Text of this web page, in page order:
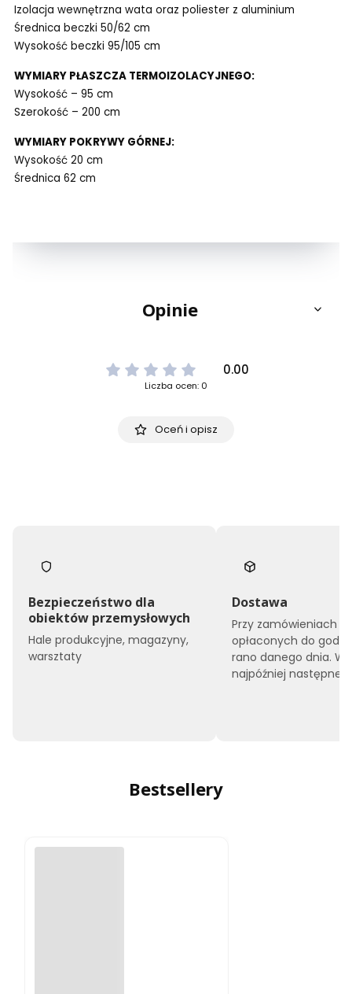
Izolacja wewnętrzna wata oraz poliester z aluminium
Średnica beczki 50/62 cm
Wysokość beczki 95/105 cm
WYMIARY PŁASZCZA TERMOIZOLACYJNEGO:
Wysokość – 95 cm
Szerokość – 200 cm
WYMIARY POKRYWY GÓRNEJ:
Wysokość 20 cm
Średnica 62 cm
Opinie
0.00
Liczba ocen: 0
Oceń i opisz
Bezpieczeństwo dla
obiektów przemysłowych
Hale produkcyjne, magazyny,
warsztaty
Dostawa
Przy zamówieniach
opłaconych do
rano danego dnia.
najpóźniej
Bestsellery